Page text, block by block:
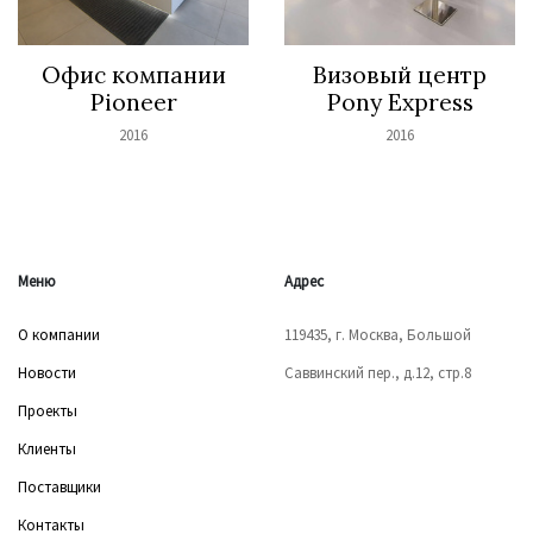
Офис компании
Pioneer
2016
Визовый центр
Pony Express
2016
Меню
О компании
Новости
Проекты
Клиенты
Поставщики
Контакты
Адрес
119435, г. Москва, Большой
Саввинский пер., д.12, стр.8